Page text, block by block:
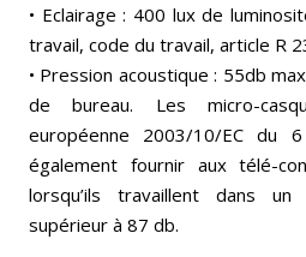
• Eclairage : 400 lux de
travail, code du travail, article R
• Pression acoustique : 55db
de bureau. Les micro-
européenne 2003/10/EC du
également fournir aux télé-
lorsqu’ils travaillent dans un
supérieur à 87 db.